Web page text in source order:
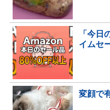
「今
イムセ
変顔で